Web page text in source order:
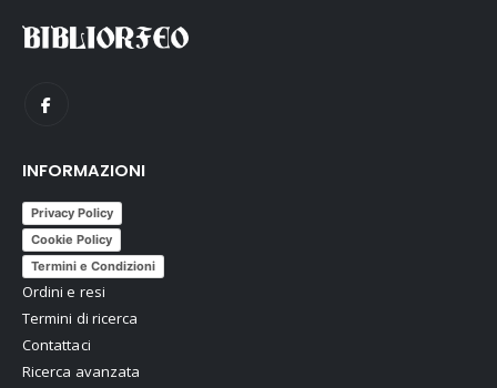
INFORMAZIONI
Privacy Policy
Cookie Policy
Termini e Condizioni
Ordini e resi
Termini di ricerca
Contattaci
Ricerca avanzata